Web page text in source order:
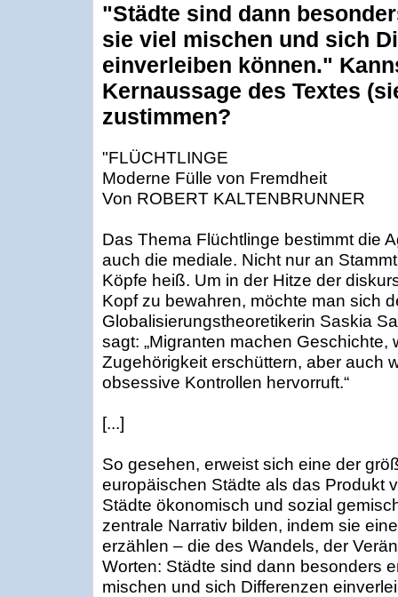
"Städte sind dann
sie viel mischen und sich
einverleiben können."
Kernaussage des Textes
zustimmen?
"FLÜCHTLINGE
Moderne Fülle von Fremdheit
Von ROBERT KALTENBRUNNER
Das Thema Flüchtlinge bestimmt die
auch die mediale. Nicht nur an
Köpfe heiß. Um in der Hitze der
Kopf zu bewahren, möchte man sich
Globalisierungstheoretikerin Saskia
sagt: „Migranten machen Geschichte,
Zugehörigkeit erschüttern, aber auch
obsessive Kontrollen hervorruft.“
[...]
So gesehen, erweist sich eine der
europäischen Städte als das Produkt
Städte ökonomisch und sozial
zentrale Narrativ bilden, indem sie
erzählen – die des Wandels, der
Worten: Städte sind dann besonders
mischen und sich Differenzen